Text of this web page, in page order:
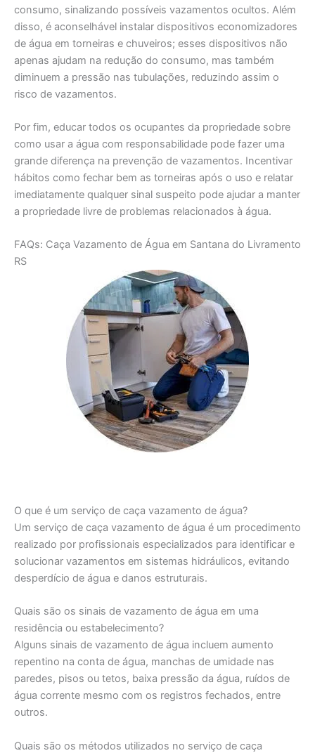
consumo, sinalizando possíveis vazamentos ocultos. Além
disso, é aconselhável instalar dispositivos economizadores
de água em torneiras e chuveiros; esses dispositivos não
apenas ajudam na redução do consumo, mas também
diminuem a pressão nas tubulações, reduzindo assim o
risco de vazamentos.
Por fim, educar todos os ocupantes da propriedade sobre
como usar a água com responsabilidade pode fazer uma
grande diferença na prevenção de vazamentos. Incentivar
hábitos como fechar bem as torneiras após o uso e relatar
imediatamente qualquer sinal suspeito pode ajudar a manter
a propriedade livre de problemas relacionados à água.
FAQs: Caça Vazamento de Água em Santana do Livramento
RS
O que é um serviço de caça vazamento de água?
Um serviço de caça vazamento de água é um procedimento
realizado por profissionais especializados para identificar e
solucionar vazamentos em sistemas hidráulicos, evitando
desperdício de água e danos estruturais.
Quais são os sinais de vazamento de água em uma
residência ou estabelecimento?
Alguns sinais de vazamento de água incluem aumento
repentino na conta de água, manchas de umidade nas
paredes, pisos ou tetos, baixa pressão da água, ruídos de
água corrente mesmo com os registros fechados, entre
outros.
Quais são os métodos utilizados no serviço de caça